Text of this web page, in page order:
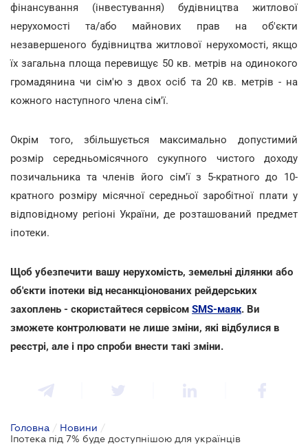
фінансування (інвестування) будівництва житлової
нерухомості та/або майнових прав на об'єкти
незавершеного будівництва житлової нерухомості, якщо
їх загальна площа перевищує 50 кв. метрів на одинокого
громадянина чи сім'ю з двох осіб та 20 кв. метрів - на
кожного наступного члена сім'ї.
Окрім того, збільшується максимально допустимий
розмір середньомісячного сукупного чистого доходу
позичальника та членів його сім'ї з 5-кратного до 10-
кратного розміру місячної середньої заробітної плати у
відповідному регіоні України, де розташований предмет
іпотеки.
Щоб убезпечити вашу нерухомість, земельні ділянки або
об'єкти іпотеки від несанкціонованих рейдерських
захоплень - скористайтеся сервісом SMS-маяк. Ви
зможете контролювати не лише зміни, які відбулися в
реєстрі, але і про спроби внести такі зміни.
Головна / Новини /
Іпотека під 7% буде доступнішою для українців